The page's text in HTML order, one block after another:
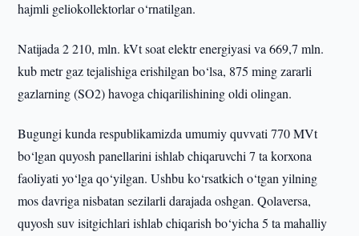
hajmli geliokollektorlar o‘rnatilgan.
Natijada 2 210, mln. kVt soat elektr energiyasi va 669,7 mln.
kub metr gaz tejalishiga erishilgan bo‘lsa, 875 ming zararli
gazlarning (SO2) havoga chiqarilishining oldi olingan.
Bugungi kunda respublikamizda umumiy quvvati 770 MVt
bo‘lgan quyosh panellarini ishlab chiqaruvchi 7 ta korxona
faoliyati yo‘lga qo‘yilgan. Ushbu ko‘rsatkich o‘tgan yilning
mos davriga nisbatan sezilarli darajada oshgan. Qolaversa,
quyosh suv isitgichlari ishlab chiqarish bo‘yicha 5 ta mahalliy